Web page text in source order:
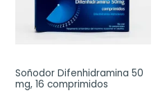
Soñodor Difenhidramina 50
mg, 16 comprimidos